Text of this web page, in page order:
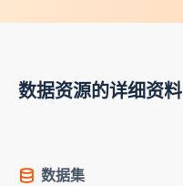
数据资源的详细资料
数据集